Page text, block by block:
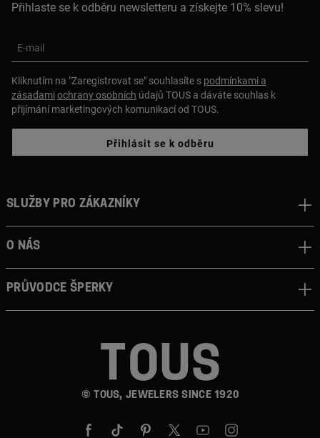
Přihlaste se k odběru newsletteru a získejte 10% slevu!
E-mail
Kliknutím na "Zaregistrovat se" souhlasíte s podmínkami a
zásadamiochrany osobních údajů TOUS a dáváte souhlas k
přijímání marketingových komunikací od TOUS.
Přihlásit se k odběru
© TOUS, JEWELERS SINCE 1920
Služby pro zákazníky
O nás
Průvodce šperky